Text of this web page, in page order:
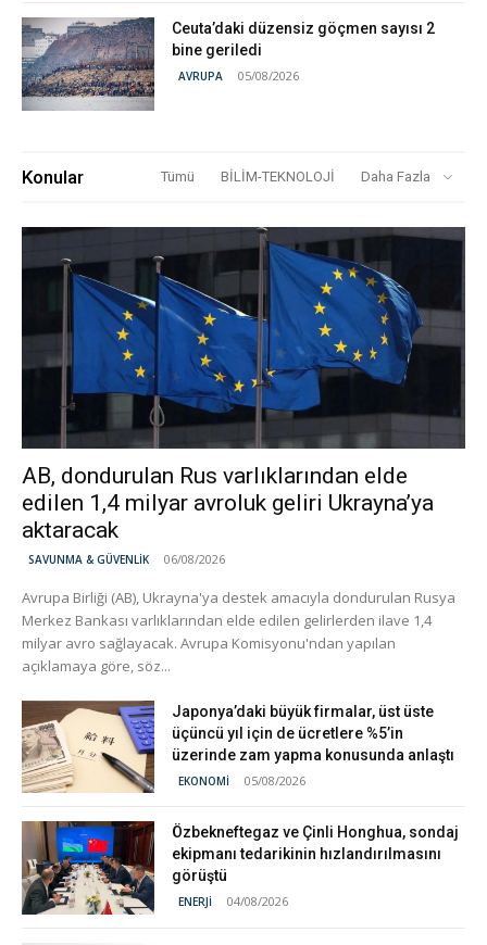
Ceuta’daki düzensiz göçmen sayısı 2
bine geriledi
AVRUPA 05/08/2026
Konular Tümü BİLİM-TEKNOLOJİ Daha Fazla
AB, dondurulan Rus varlıklarından elde
edilen 1,4 milyar avroluk geliri Ukrayna’ya
aktaracak
SAVUNMA & GÜVENLİK 06/08/2026
Avrupa Birliği (AB), Ukrayna'ya destek amacıyla dondurulan Rusya
Merkez Bankası varlıklarından elde edilen gelirlerden ilave 1,4
milyar avro sağlayacak. Avrupa Komisyonu'ndan yapılan
açıklamaya göre, söz...
Japonya’daki büyük firmalar, üst üste
üçüncü yıl için de ücretlere %5’in
üzerinde zam yapma konusunda anlaştı
EKONOMİ 05/08/2026
Özbekneftegaz ve Çinli Honghua, sondaj
ekipmanı tedarikinin hızlandırılmasını
görüştü
ENERJİ 04/08/2026